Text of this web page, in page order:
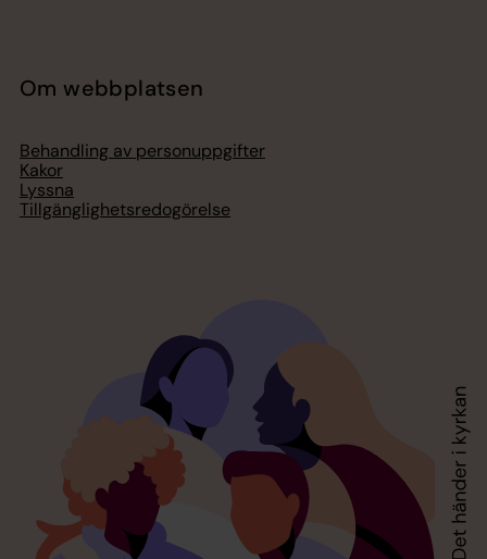
Om webbplatsen
Behandling av personuppgifter
Kakor
Lyssna
Tillgänglighetsredogörelse